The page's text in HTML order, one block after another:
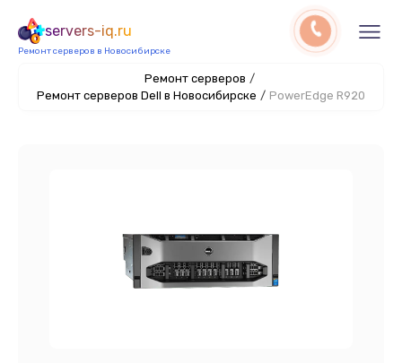
servers-iq.ru
Ремонт серверов в Новосибирске
Ремонт серверов /
Ремонт серверов Dell в Новосибирске / PowerEdge R920